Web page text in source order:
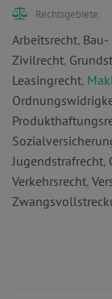
Rechtsgebiete:
Arbeitsrecht,
Zivilrecht,
Leasingrecht,
Jugendstrafrecht,
Verkehrsrecht,